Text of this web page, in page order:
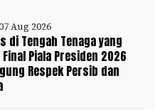
Aug 2026
di Tengah Tenaga yang
Piala Presiden 2026
Respek Persib dan